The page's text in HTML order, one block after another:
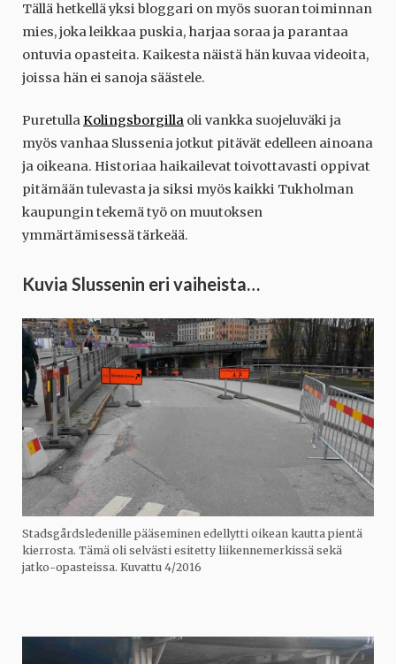
Tällä hetkellä yksi bloggari on myös suoran toiminnan
mies, joka leikkaa puskia, harjaa soraa ja parantaa
ontuvia opasteita. Kaikesta näistä hän kuvaa videoita,
joissa hän ei sanoja säästele.
PuretullaKolingsborgilla oli vankka suojeluväki ja
myös vanhaa Slussenia jotkut pitävät edelleen ainoana
ja oikeana. Historiaa haikailevat toivottavasti oppivat
pitämään tulevasta ja siksi myös kaikki Tukholman
kaupungin tekemä työ on muutoksen
ymmärtämisessä tärkeää.
Kuvia Slussenin eri vaiheista…
Stadsgårdsledenille pääseminen edellytti oikean kautta pientä
kierrosta. Tämä oli selvästi esitetty liikennemerkissä sekä
jatko-opasteissa. Kuvattu 4/2016